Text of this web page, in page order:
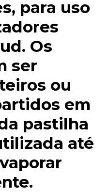
para uso
Os
ser
ou
em
pastilha
até